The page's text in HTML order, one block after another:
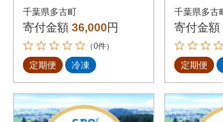
個セット(計2.1kg)全3
回
千葉県多古町
寄付金額 36,000円
（0件）
定期便 冷凍
個セッ
回
千葉県多古
寄付金額
定期便